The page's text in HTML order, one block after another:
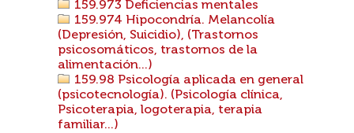
159.973 Deficiencias mentales
159.974 Hipocondría. Melancolía
(Depresión, Suicidio), (Trastornos
psicosomáticos, trastornos de la
alimentación...)
159.98 Psicología aplicada en general
(psicotecnología). (Psicología clínica,
Psicoterapia, logoterapia, terapia
familiar...)